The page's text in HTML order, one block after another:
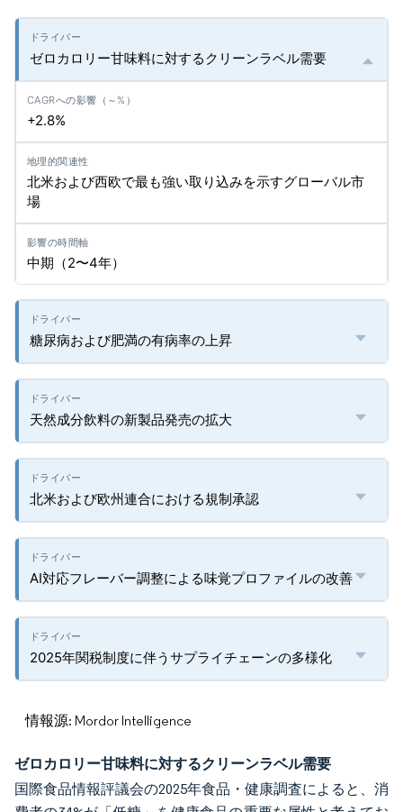
ゼロカロリー甘味料に対するクリーンラベル需要
+2.8%
北米および西欧で最も強い取り込みを示すグローバル市
場
中期（2〜4年）
糖尿病および肥満の有病率の上昇
天然成分飲料の新製品発売の拡大
北米および欧州連合における規制承認
AI対応フレーバー調整による味覚プロファイルの改善
2025年関税制度に伴うサプライチェーンの多様化
情報源: Mordor Intelligence
ゼロカロリー甘味料に対するクリーンラベル需要
国際食品情報評議会の2025年食品・健康調査によると、消